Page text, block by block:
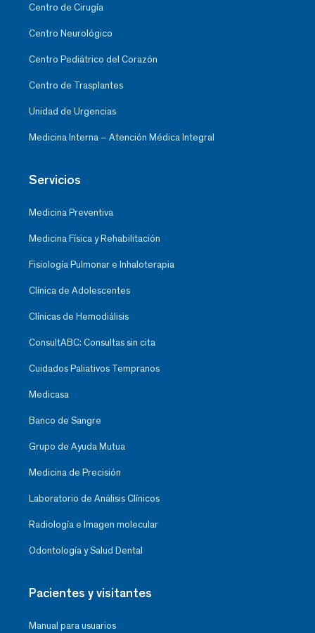
Centro de Cirugía
Centro Neurológico
Centro Pediátrico del Corazón
Centro de Trasplantes
Unidad de Urgencias
Medicina Interna – Atención Médica Integral
Servicios
Medicina Preventiva
Medicina Física y Rehabilitación
Fisiología Pulmonar e Inhaloterapia
Clínica de Adolescentes
Clínicas de Hemodiálisis
ConsultABC: Consultas sin cita
Cuidados Paliativos Tempranos
Medicasa
Banco de Sangre
Grupo de Ayuda Mutua
Medicina de Precisión
Laboratorio de Análisis Clínicos
Radiología e Imagen molecular
Odontología y Salud Dental
Pacientes y visitantes
Manual para usuarios